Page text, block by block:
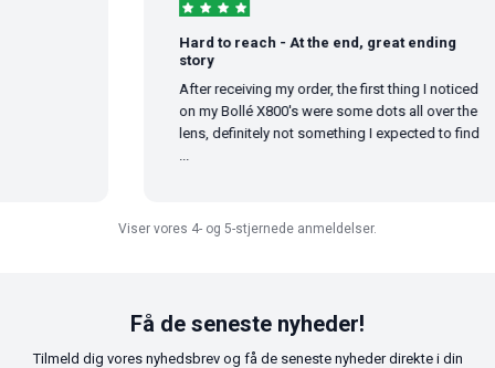
Hard to reach - At the end, great ending
story
After receiving my order, the first thing I noticed
on my Bollé X800's were some dots all over the
lens, definitely not something I expected to find
Viser vores 4- og 5-stjernede anmeldelser.
Få de seneste nyheder!
Tilmeld dig vores nyhedsbrev og få de seneste nyheder direkte i din